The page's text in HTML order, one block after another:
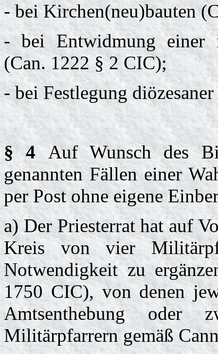
- bei Kirchen(neu)bauten
- bei Entwidmung einer
(Can. 1222 § 2 CIC);
- bei Festlegung
§ 4Auf Wunsch des
genannten Fällen einer
per Post ohne eigene
a) Der Priesterrat hat auf
Kreis von vier
Notwendigkeit zu
1750 CIC), von denen
Amtsenthebung oder
Militärpfarrern gemäß